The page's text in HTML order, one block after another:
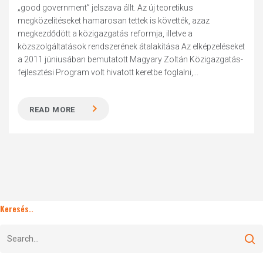
„good government” jelszava állt. Az új teoretikus
megközelítéseket hamarosan tettek is követték, azaz
megkezdődött a közigazgatás reformja, illetve a
közszolgáltatások rendszerének átalakítása Az elképzeléseket
a 2011 júniusában bemutatott Magyary Zoltán Közigazgatás-
fejlesztési Program volt hivatott keretbe foglalni,...
READ MORE
Keresés..